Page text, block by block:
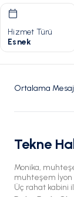
Hizmet Türü
Esnek
Ortalama Mesaj
Tekne
Monika,
muhteşem
Üç rahat kabini